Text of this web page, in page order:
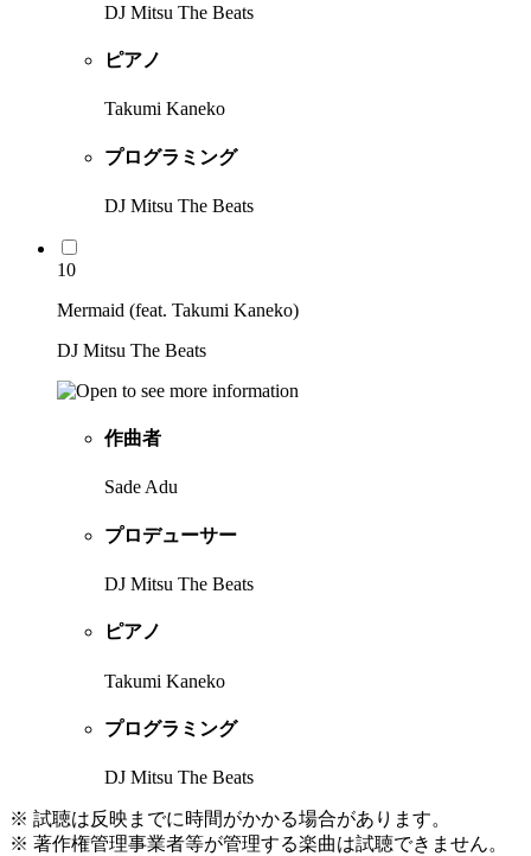
DJ Mitsu The Beats
ピアノ
Takumi Kaneko
プログラミング
DJ Mitsu The Beats
10
Mermaid (feat. Takumi Kaneko)
DJ Mitsu The Beats
作曲者
Sade Adu
プロデューサー
DJ Mitsu The Beats
ピアノ
Takumi Kaneko
プログラミング
DJ Mitsu The Beats
※ 試聴は反映までに時間がかかる場合があります。
※ 著作権管理事業者等が管理する楽曲は試聴できません。